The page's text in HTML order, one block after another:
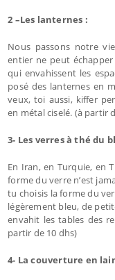
2 –Les lanternes :
Nous passons notre
entier ne peut
qui envahissent les
posé des lanternes en
veux, toi aussi, kiffer
en métal ciselé. (à partir
3- Les verres à thé du
En Iran, en Turquie, en
forme du verre n’est
tu choisis la forme du
légèrement bleu, de
envahit les tables des
partir de 10 dhs)
4- La couverture en